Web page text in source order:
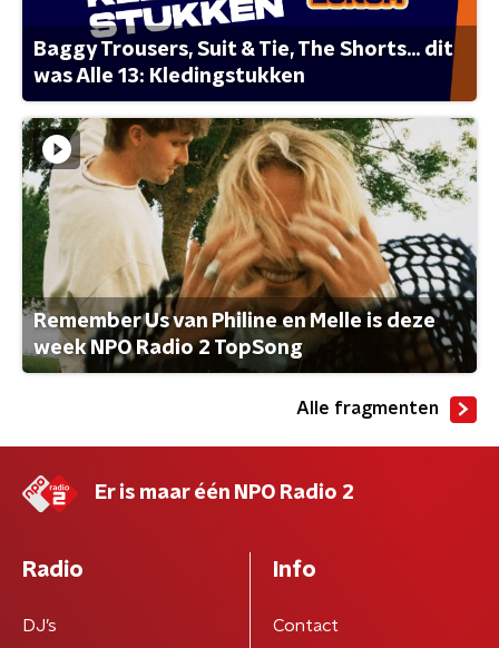
Baggy Trousers, Suit & Tie, The Shorts... dit
was Alle 13: Kledingstukken
Remember Us van Philine en Melle is deze
week NPO Radio 2 TopSong
Alle fragmenten
Er is maar één NPO Radio 2
Radio
DJ’s
Info
Contact